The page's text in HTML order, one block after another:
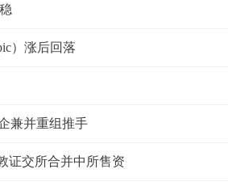
）涨后回落
兼并重组推手
证交所合并中所售资